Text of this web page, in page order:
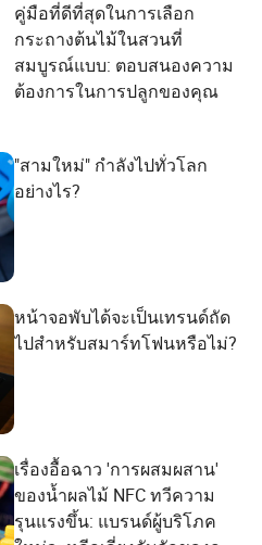
คู่มือที่ดีที่สุดในการเลือก
กระถางต้นไม้ในสวนที่
สมบูรณ์แบบ: ตอบสนองความ
ต้องการในการปลูกของคุณ
"สามใหม่" กำลังไปทั่วโลก
อย่างไร?
หน้าจอพับได้จะเป็นเทรนด์ถัด
ไปสำหรับสมาร์ทโฟนหรือไม่?
เรื่องอื้อฉาว 'การผสมผสาน'
ของน้ำผลไม้ NFC ทวีความ
รุนแรงขึ้น: แบรนด์ผู้บริโภค